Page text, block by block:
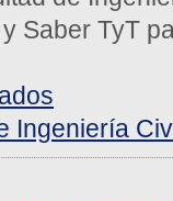
Saber TyT
Ingeniería